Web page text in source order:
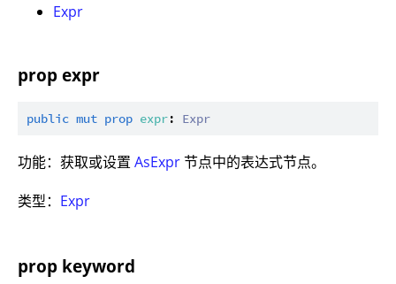
Expr
prop expr
public mut prop expr: Expr
功能：获取或设置 AsExpr节点中的表达式节点。
类型： Expr
prop keyword